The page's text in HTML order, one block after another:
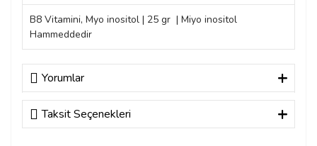
B8 Vitamini, Myo inositol | 25 gr | Miyo inositol
Hammeddedir
Yorumlar
Bu ürüne ilk yorumu siz yapın!
Taksit Seçenekleri